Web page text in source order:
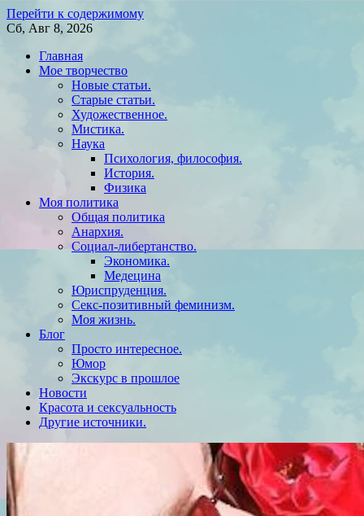
Перейти к содержимому
Сб, Авг 8, 2026
Главная
Мое творчество
Новые статьи.
Старые статьи.
Художественное.
Мистика.
Наука
Психология, философия.
История.
Физика
Моя политика
Общая политика
Анархия.
Социал-либертанство.
Экономика.
Медецина
Юриспруденция.
Секс-позитивный феминизм.
Моя жизнь.
Блог
Просто интересное.
Юмор
Экскурс в прошлое
Новости
Красота и сексуальность
Другие источники.